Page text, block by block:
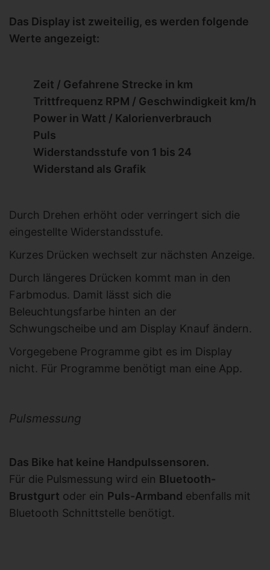
Das Display ist zweiteilig, es werden folgende
Werte angezeigt:
Zeit / Gefahrene Strecke in km
Trittfrequenz RPM / Geschwindigkeit km/h
Power in Watt / Kalorienverbrauch
Puls
Widerstandsstufe von 1 bis 24
Widerstand als Grafik
Durch Drehen erhöht oder verringert sich die
eingestellte Widerstandsstufe.
Kurzes Drücken wechselt zur nächsten Anzeige.
Durch längeres Drücken kommt man in den
Farbmodus. Damit lässt sich die
Beleuchtungsfarbe hinten an der
Schwungscheibe und am Display Knauf ändern.
Vorgegebene Programme gibt es im Display
nicht. Für Programme benötigt man eine App.
Pulsmessung
Das Bike hat keine Handpulssensoren.
Für die Pulsmessung wird ein Bluetooth-
Brustgurt oder ein Puls-Armband ebenfalls mit
Bluetooth Schnittstelle benötigt.